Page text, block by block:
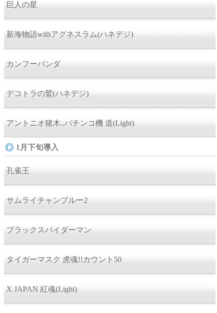
巨人の星
新海物語withアグネスラム(ハネデジ)
カンフーパンダ
デコトラの鷲(ハネデジ)
アントニオ猪木..パチンコ機 道(Light)
1月下旬導入
孔雀王
サムライチャンプルー2
ブラックスパイダーマン
タイガーマスク 虎魂!!カウント50
X JAPAN 紅魂(Light)